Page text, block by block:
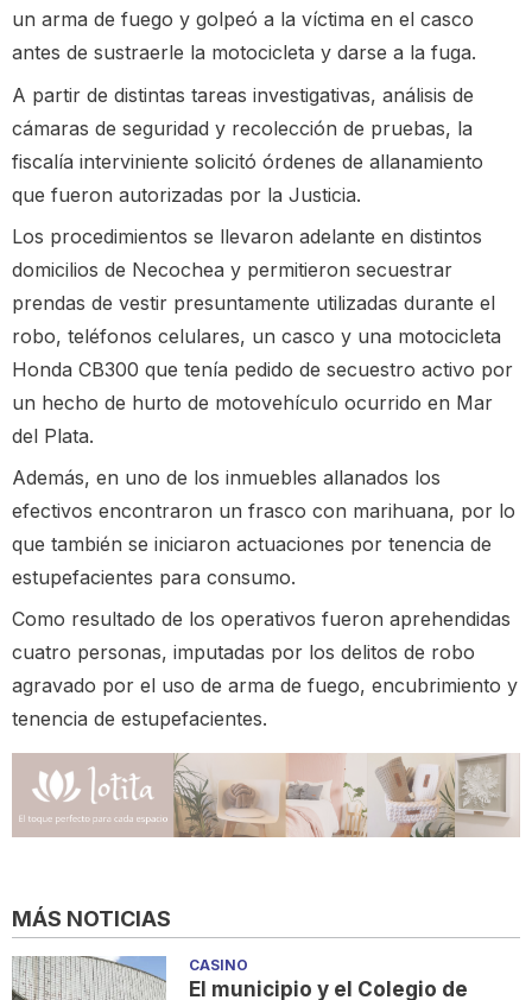
un arma de fuego y golpeó a la víctima en el casco
antes de sustraerle la motocicleta y darse a la fuga.
A partir de distintas tareas investigativas, análisis de
cámaras de seguridad y recolección de pruebas, la
fiscalía interviniente solicitó órdenes de allanamiento
que fueron autorizadas por la Justicia.
Los procedimientos se llevaron adelante en distintos
domicilios de Necochea y permitieron secuestrar
prendas de vestir presuntamente utilizadas durante el
robo, teléfonos celulares, un casco y una motocicleta
Honda CB300 que tenía pedido de secuestro activo por
un hecho de hurto de motovehículo ocurrido en Mar
del Plata.
Además, en uno de los inmuebles allanados los
efectivos encontraron un frasco con marihuana, por lo
que también se iniciaron actuaciones por tenencia de
estupefacientes para consumo.
Como resultado de los operativos fueron aprehendidas
cuatro personas, imputadas por los delitos de robo
agravado por el uso de arma de fuego, encubrimiento y
tenencia de estupefacientes.
MÁS NOTICIAS
CASINO
El municipio y el Colegio de